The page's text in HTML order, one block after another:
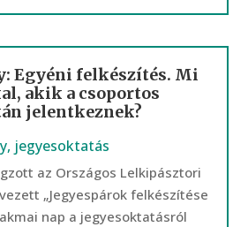
Egyéni felkészítés. Mi
akik a csoportos
jelentkeznek?
, jegyesoktatás
az Országos Lelkipásztori
„Jegyespárok felkészítése
nap a jegyesoktatásról